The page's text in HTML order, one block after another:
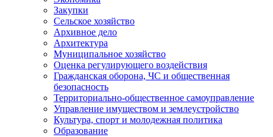
Закупки
Сельское хозяйство
Архивное дело
Архитектура
Муниципальное хозяйство
Оценка регулирующего воздействия
Гражданская оборона, ЧС и общественная
безопасность
Территориально-общественное самоуправление
Управление имуществом и землеустройство
Культура, спорт и молодежная политика
Образование